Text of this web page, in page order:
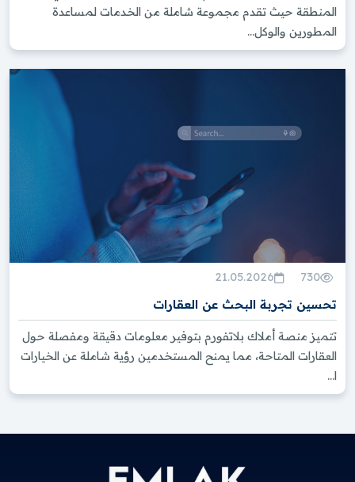
المنطقة حيث تقدم مجموعة شاملة من الخدمات لمساعدة
المطورين والوكل...
730
21.05.2026
تحسين تجربة البحث عن العقارات
تتميز منصة أملاك بلاتفورم بتوفير معلومات دقيقة ومفصلة حول
العقارات المتاحة، مما يمنح المستخدمين رؤية شاملة عن الخيارات
ا...